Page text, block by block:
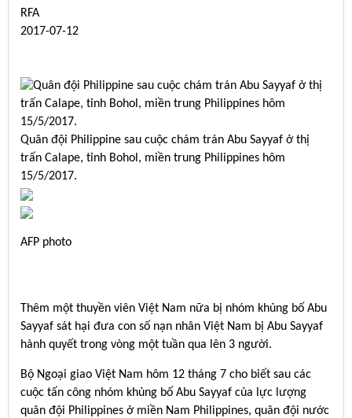
RFA
2017-07-12
Quân đội Philippine sau cuộc chám trán Abu Sayyaf ở thị
trấn Calape, tỉnh Bohol, miền trung Philippines hôm
15/5/2017.
AFP photo
Thêm một thuyền viên Việt Nam nữa bị nhóm khủng bố Abu
Sayyaf sát hại đưa con số nạn nhân Việt Nam bị Abu Sayyaf
hành quyết trong vòng một tuần qua lên 3 người.
Bộ Ngoại giao Việt Nam hôm 12 tháng 7 cho biết sau các
cuộc tấn công nhóm khủng bố Abu Sayyaf của lực lượng
quân đội Philippines ở miền Nam Philippines, quân đội nước